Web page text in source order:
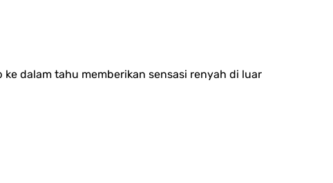
dalam tahu memberikan sensasi renyah di luar